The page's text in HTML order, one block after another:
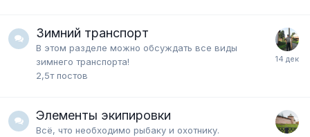
Зимний транспорт
В этом разделе можно обсуждать все виды
зимнего транспорта!
2,5т постов
Элементы экипировки
Всё, что необходимо рыбаку и охотнику.